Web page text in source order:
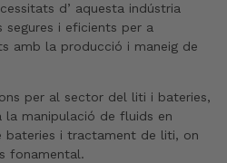
d’ aquesta indústria
segures i eficients per a
amb la producció i maneig de
per al sector del liti i bateries,
manipulació de fluids en
bateries i tractament de liti, on
fonamental.